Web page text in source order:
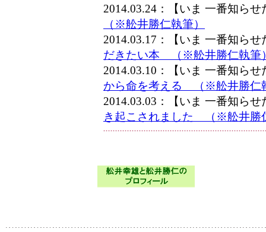
2014.03.24：【いま 一番知ら
（※舩井勝仁執筆）
2014.03.17：【いま 一番知ら
だきたい本 （※舩井勝仁執筆
2014.03.10：【いま 一番知ら
から命を考える （※舩井勝仁
2014.03.03：【いま 一番知ら
き起こされました （※舩井勝